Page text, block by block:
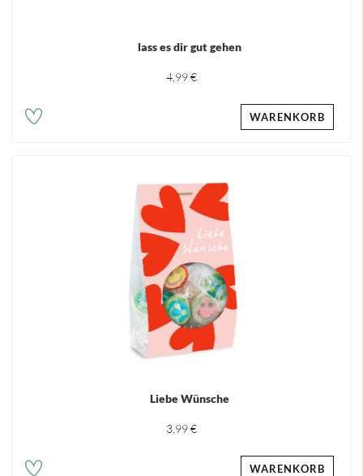
lass es dir gut gehen
4,99 €
WARENKORB
Liebe Wünsche
3,99 €
WARENKORB